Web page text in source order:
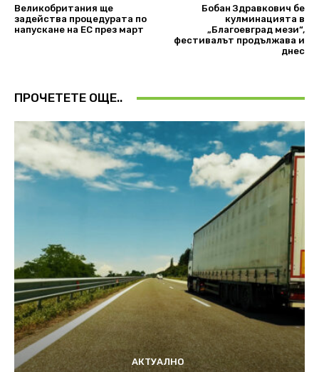
Великобритания ще
задейства процедурата по
напускане на ЕС през март
Бобан Здравкович бе
кулминацията в
„Благоевград мези“,
фестивалът продължава и
днес
ПРОЧЕТЕТЕ ОЩЕ..
АКТУАЛНО